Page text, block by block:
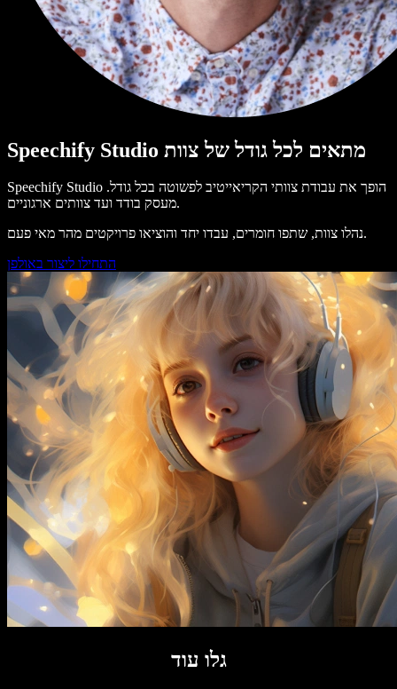
Speechify Studio מתאים לכל גודל של צוות
Speechify Studio הופך את עבודת צוותי הקריאייטיב לפשוטה בכל גודל.
מעסק בודד ועד צוותים ארגוניים.
נהלו צוות, שתפו חומרים, עבדו יחד והוציאו פרויקטים מהר מאי פעם.
התחילו ליצור באולפן
גלו עוד